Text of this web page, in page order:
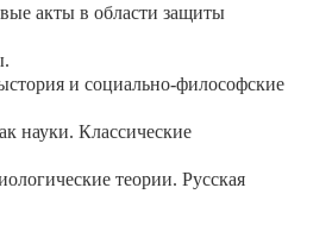
акты в области защиты
и социально-философские
науки. Классические
теории. Русская